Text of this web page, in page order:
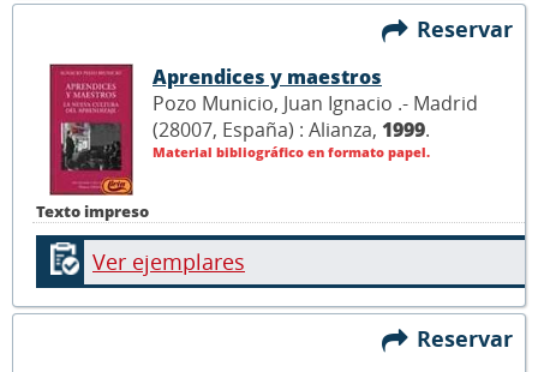
Reservar
Texto impreso
Aprendices y maestros
Pozo Municio, Juan Ignacio .- Madrid
(28007, España) : Alianza, 1999.
Material bibliográfico en formato papel.
Ver ejemplares
Reservar